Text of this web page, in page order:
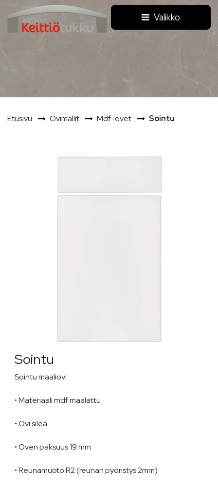
Siirry pääsisältöön
Valikko
Etusivu Ovimallit Mdf-ovet Sointu
Sointu
Sointu maaliovi
• Materiaali mdf maalattu
• Ovi sileä
• Oven paksuus 19 mm
• Reunamuoto R2 (reunan pyöristys 2mm)